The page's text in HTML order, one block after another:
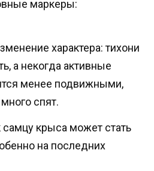
маркеры:
характера: тихони
а некогда активные
менее подвижными,
спят.
крыса может стать
на последних